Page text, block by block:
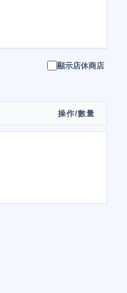
顯示店休商店
操作/數量